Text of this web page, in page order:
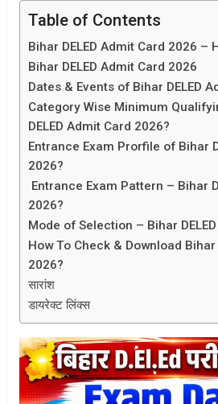
Table of Contents
Bihar DELED Admit Card 2026 –
Bihar DELED Admit Card 2026
Dates & Events of Bihar DELED
Category Wise Minimum
DELED Admit Card 2026?
Entrance Exam Prorfile of Bihar
2026?
Entrance Exam Pattern – Bihar
2026?
Mode of Selection – Bihar
How To Check & Download Bihar
2026?
सारांश
डायरेक्ट लिंक्स